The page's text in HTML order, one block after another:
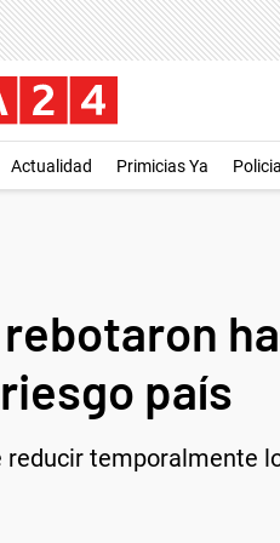
Actualidad Primicias Ya
país
temporalmente